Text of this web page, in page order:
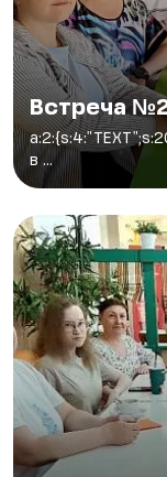
Встреча
в ...